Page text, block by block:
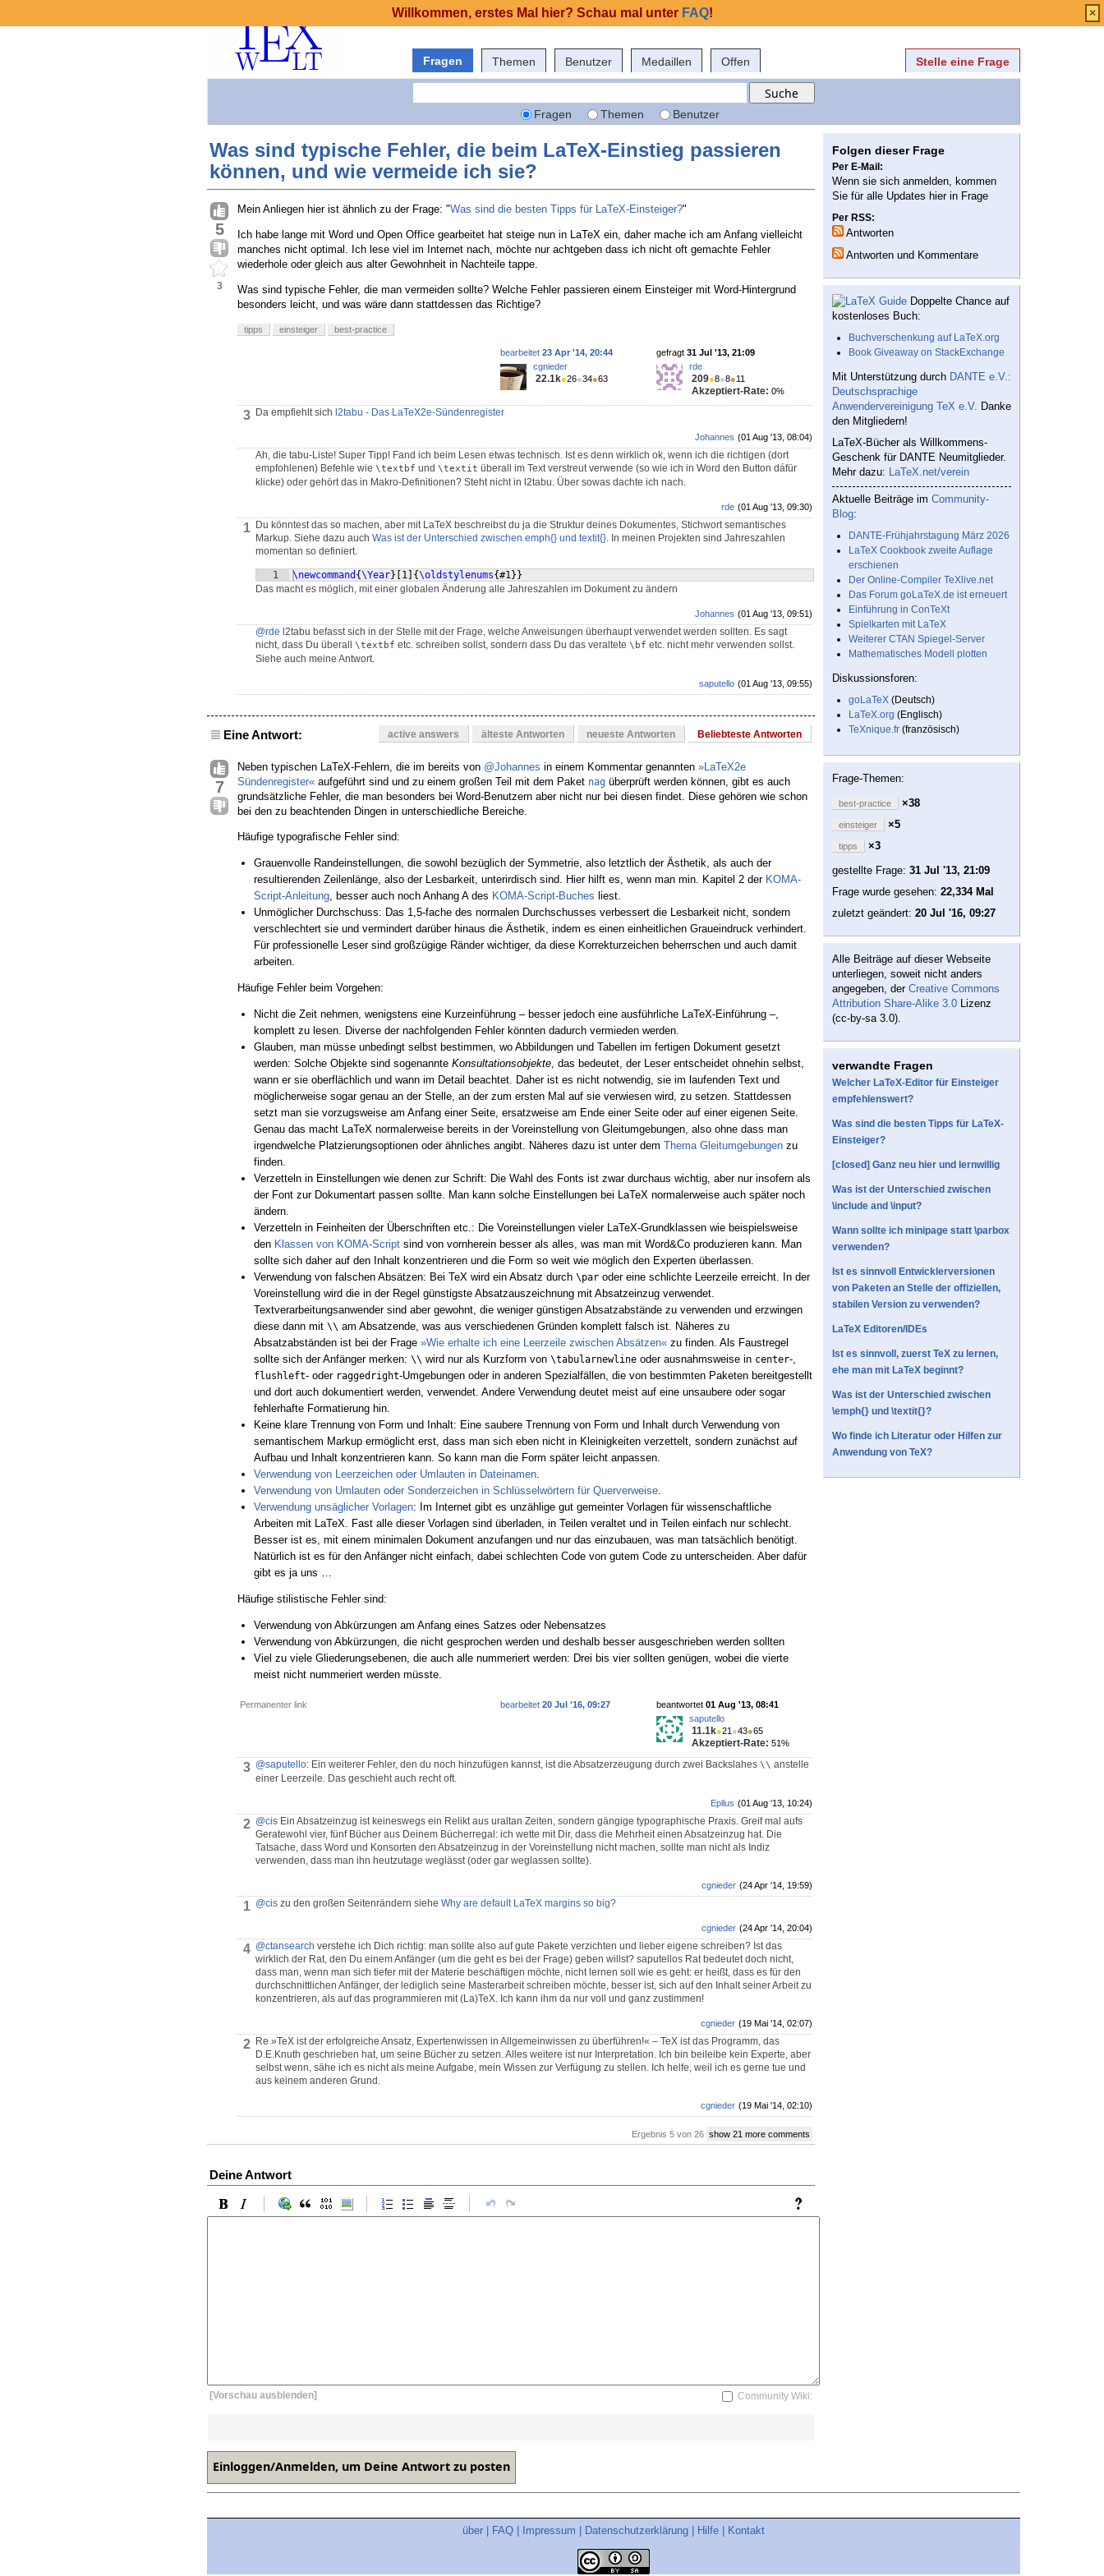
Fragen Themen Benutzer Medaillen Offen Stelle eine Frage
Fragen Themen Benutzer
Was sind typische Fehler, die beim LaTeX-Einstieg passieren
können, und wie vermeide ich sie?
5
3
Mein Anliegen hier ist ähnlich zu der Frage: "Was sind die besten Tipps für LaTeX-Einsteiger?"
Ich habe lange mit Word und Open Office gearbeitet hat steige nun in LaTeX ein, daher mache ich am Anfang vielleicht
manches nicht optimal. Ich lese viel im Internet nach, möchte nur achtgeben dass ich nicht oft gemachte Fehler
wiederhole oder gleich aus alter Gewohnheit in Nachteile tappe.
Was sind typische Fehler, die man vermeiden sollte? Welche Fehler passieren einem Einsteiger mit Word-Hintergrund
besonders leicht, und was wäre dann stattdessen das Richtige?
tipps einsteiger best-practice
gefragt 31 Jul '13, 21:09
rde
209●8●8●11
Akzeptiert-Rate: 0%
bearbeitet 23 Apr '14, 20:44
cgnieder
22.1k●26●34●63
3 Da empfiehlt sich l2tabu - Das LaTeX2e-Sündenregister
(01 Aug '13, 08:04)
Johannes
Ah, die tabu-Liste! Super Tipp! Fand ich beim Lesen etwas technisch. Ist es denn wirklich ok, wenn ich die richtigen (dort
empfohlenen) Befehle wie \textbf und \textit überall im Text verstreut verwende (so wie ich in Word den Button dáfür
klicke) oder gehört das in Makro-Definitionen? Steht nicht in l2tabu. Über sowas dachte ich nach.
(01 Aug '13, 09:30)
rde
1
Du könntest das so machen, aber mit LaTeX beschreibst du ja die Struktur deines Dokumentes, Stichwort semantisches
Markup. Siehe dazu auch Was ist der Unterschied zwischen emph{} und textit{}. In meinen Projekten sind Jahreszahlen
momentan so definiert.
1 \newcommand {\Year} 1 {\oldstylenums{#1}}
Das macht es möglich, mit einer globalen Änderung alle Jahreszahlen im Dokument zu ändern
(01 Aug '13, 09:51)
Johannes
@rde l2tabu befasst sich in der Stelle mit der Frage, welche Anweisungen überhaupt verwendet werden sollten. Es sagt
nicht, dass Du überall \textbf etc. schreiben sollst, sondern dass Du das veraltete \bf etc. nicht mehr verwenden sollst.
Siehe auch meine Antwort.
(01 Aug '13, 09:55)
saputello
Eine Antwort: active answers älteste Antworten neueste Antworten Beliebteste Antworten
7
Neben typischen LaTeX-Fehlern, die im bereits von @Johannes in einem Kommentar genannten »LaTeX2e
Sündenregister« aufgeführt sind und zu einem großen Teil mit dem Paket nag überprüft werden können, gibt es auch
grundsätzliche Fehler, die man besonders bei Word-Benutzern aber nicht nur bei diesen findet. Diese gehören wie schon
bei den zu beachtenden Dingen in unterschiedliche Bereiche.
Häufige typografische Fehler sind:
Grauenvolle Randeinstellungen, die sowohl bezüglich der Symmetrie, also letztlich der Ästhetik, als auch der
resultierenden Zeilenlänge, also der Lesbarkeit, unterirdisch sind. Hier hilft es, wenn man min. Kapitel 2 der KOMA-
Script-Anleitung, besser auch noch Anhang A des KOMA-Script-Buches liest.
Unmöglicher Durchschuss: Das 1,5-fache des normalen Durchschusses verbessert die Lesbarkeit nicht, sondern
verschlechtert sie und vermindert darüber hinaus die Ästhetik, indem es einen einheitlichen Graueindruck verhindert.
Für professionelle Leser sind großzügige Ränder wichtiger, da diese Korrekturzeichen beherrschen und auch damit
arbeiten.
Häufige Fehler beim Vorgehen:
Nicht die Zeit nehmen, wenigstens eine Kurzeinführung – besser jedoch eine ausführliche LaTeX-Einführung –,
komplett zu lesen. Diverse der nachfolgenden Fehler könnten dadurch vermieden werden.
Glauben, man müsse unbedingt selbst bestimmen, wo Abbildungen und Tabellen im fertigen Dokument gesetzt
werden: Solche Objekte sind sogenannte Konsultationsobjekte, das bedeutet, der Leser entscheidet ohnehin selbst,
wann er sie oberflächlich und wann im Detail beachtet. Daher ist es nicht notwendig, sie im laufenden Text und
möglicherweise sogar genau an der Stelle, an der zum ersten Mal auf sie verwiesen wird, zu setzen. Stattdessen
setzt man sie vorzugsweise am Anfang einer Seite, ersatzweise am Ende einer Seite oder auf einer eigenen Seite.
Genau das macht LaTeX normalerweise bereits in der Voreinstellung von Gleitumgebungen, also ohne dass man
irgendwelche Platzierungsoptionen oder ähnliches angibt. Näheres dazu ist unter dem Thema Gleitumgebungen zu
finden.
Verzetteln in Einstellungen wie denen zur Schrift: Die Wahl des Fonts ist zwar durchaus wichtig, aber nur insofern als
der Font zur Dokumentart passen sollte. Man kann solche Einstellungen bei LaTeX normalerweise auch später noch
ändern.
Verzetteln in Feinheiten der Überschriften etc.: Die Voreinstellungen vieler LaTeX-Grundklassen wie beispielsweise
den Klassen von KOMA-Script sind von vornherein besser als alles, was man mit Word&Co produzieren kann. Man
sollte sich daher auf den Inhalt konzentrieren und die Form so weit wie möglich den Experten überlassen.
Verwendung von falschen Absätzen: Bei TeX wird ein Absatz durch \par oder eine schlichte Leerzeile erreicht. In der
Voreinstellung wird die in der Regel günstigste Absatzauszeichnung mit Absatzeinzug verwendet.
Textverarbeitungsanwender sind aber gewohnt, die weniger günstigen Absatzabstände zu verwenden und erzwingen
diese dann mit \\ am Absatzende, was aus verschiedenen Gründen komplett falsch ist. Näheres zu
Absatzabständen ist bei der Frage »Wie erhalte ich eine Leerzeile zwischen Absätzen« zu finden. Als Faustregel
sollte sich der Anfänger merken: \\ wird nur als Kurzform von \tabularnewline oder ausnahmsweise in center-,
flushleft- oder raggedright-Umgebungen oder in anderen Spezialfällen, die von bestimmten Paketen bereitgestellt
und dort auch dokumentiert werden, verwendet. Andere Verwendung deutet meist auf eine unsaubere oder sogar
fehlerhafte Formatierung hin.
Keine klare Trennung von Form und Inhalt: Eine saubere Trennung von Form und Inhalt durch Verwendung von
semantischem Markup ermöglicht erst, dass man sich eben nicht in Kleinigkeiten verzettelt, sondern zunächst auf
Aufbau und Inhalt konzentrieren kann. So kann man die Form später leicht anpassen.
Verwendung von Leerzeichen oder Umlauten in Dateinamen.
Verwendung von Umlauten oder Sonderzeichen in Schlüsselwörtern für Querverweise.
Verwendung unsäglicher Vorlagen: Im Internet gibt es unzählige gut gemeinter Vorlagen für wissenschaftliche
Arbeiten mit LaTeX. Fast alle dieser Vorlagen sind überladen, in Teilen veraltet und in Teilen einfach nur schlecht.
Besser ist es, mit einem minimalen Dokument anzufangen und nur das einzubauen, was man tatsächlich benötigt.
Natürlich ist es für den Anfänger nicht einfach, dabei schlechten Code von gutem Code zu unterscheiden. Aber dafür
gibt es ja uns …
Häufige stilistische Fehler sind:
Verwendung von Abkürzungen am Anfang eines Satzes oder Nebensatzes
Verwendung von Abkürzungen, die nicht gesprochen werden und deshalb besser ausgeschrieben werden sollten
Viel zu viele Gliederungsebenen, die auch alle nummeriert werden: Drei bis vier sollten genügen, wobei die vierte
meist nicht nummeriert werden müsste.
Permanenter link beantwortet 01 Aug '13, 08:41
saputello
11.1k●21 ●43●65
Akzeptiert-Rate: 51%
bearbeitet 20 Jul '16, 09:27
3 @saputello: Ein weiterer Fehler, den du noch hinzufügen kannst, ist die Absatzerzeugung durch zwei Backslahes \\ anstelle
einer Leerzeile. Das geschieht auch recht oft.
(01 Aug '13, 10:24)
Epllus
2 @cis Ein Absatzeinzug ist keineswegs ein Relikt aus uraltan Zeiten, sondern gängige typographische Praxis. Greif mal aufs
Geratewohl vier, fünf Bücher aus Deinem Bücherregal: ich wette mit Dir, dass die Mehrheit einen Absatzeinzug hat. Die
Tatsache, dass Word und Konsorten den Absatzeinzug in der Voreinstellung nicht machen, sollte man nicht als Indiz
verwenden, dass man ihn heutzutage weglässt (oder gar weglassen sollte).
(24 Apr '14, 19:59)
cgnieder
1 @cis zu den großen Seitenrändern siehe Why are default LaTeX margins so big?
(24 Apr '14, 20:04)
cgnieder
4 @ctansearch verstehe ich Dich richtig: man sollte also auf gute Pakete verzichten und lieber eigene schreiben? Ist das
wirklich der Rat, den Du einem Anfänger (um die geht es bei der Frage) geben willst? saputellos Rat bedeutet doch nicht,
dass man, wenn man sich tiefer mit der Materie beschäftigen möchte, nicht lernen soll wie es geht: er heißt, dass es für den
durchschnittlichen Anfänger, der lediglich seine Masterarbeit schreiben möchte, besser ist, sich auf den Inhalt seiner Arbeit zu
konzentrieren, als auf das programmieren mit (La)TeX. Ich kann ihm da nur voll und ganz zustimmen!
(19 Mai '14, 02:07)
cgnieder
2
Re »TeX ist der erfolgreiche Ansatz, Expertenwissen in Allgemeinwissen zu überführen!« – TeX ist das Programm, das
D.E.Knuth geschrieben hat, um seine Bücher zu setzen. Alles weitere ist nur Interpretation. Ich bin beileibe kein Experte, aber
selbst wenn, sähe ich es nicht als meine Aufgabe, mein Wissen zur Verfügung zu stellen. Ich helfe, weil ich es gerne tue und
aus keinem anderen Grund.
(19 Mai '14, 02:10)
cgnieder
Ergebnis 5 von 26 show 21 more comments
Deine Antwort
[Vorschau ausblenden] Community Wiki:
Folgen dieser Frage
Per E-Mail:
Wenn sie sich anmelden, kommen
Sie für alle Updates hier in Frage
Per RSS:
Antworten
Antworten und Kommentare
Doppelte Chance auf
kostenloses Buch:
Buchverschenkung auf LaTeX.org
Book Giveaway on StackExchange
Mit Unterstützung durch DANTE e.V.:
Deutschsprachige
Anwendervereinigung TeX e.V. Danke
den Mitgliedern!
LaTeX-Bücher als Willkommens-
Geschenk für DANTE Neumitglieder.
Mehr dazu: LaTeX.net/verein
Aktuelle Beiträge im Community-
Blog:
DANTE-Frühjahrstagung März 2026
LaTeX Cookbook zweite Auflage
erschienen
Der Online-Compiler TeXlive.net
Das Forum goLaTeX.de ist erneuert
Einführung in ConTeXt
Spielkarten mit LaTeX
Weiterer CTAN Spiegel-Server
Mathematisches Modell plotten
Diskussionsforen:
goLaTeX (Deutsch)
LaTeX.org (Englisch)
TeXnique.fr (französisch)
Frage-Themen:
best-practice ×38
einsteiger ×5
tipps
×3
gestellte Frage: 31 Jul '13, 21:09
Frage wurde gesehen: 22,334 Mal
zuletzt geändert: 20 Jul '16, 09:27
Alle Beiträge auf dieser Webseite
unterliegen, soweit nicht anders
angegeben, der Creative Commons
Attribution Share-Alike 3.0 Lizenz
(cc-by-sa 3.0).
verwandte Fragen
Welcher LaTeX-Editor für Einsteiger
empfehlenswert?
Was sind die besten Tipps für LaTeX-
Einsteiger?
[closed] Ganz neu hier und lernwillig
Was ist der Unterschied zwischen
\include and \input?
Wann sollte ich minipage statt \parbox
verwenden?
Ist es sinnvoll Entwicklerversionen
von Paketen an Stelle der offiziellen,
stabilen Version zu verwenden?
LaTeX Editoren/IDEs
Ist es sinnvoll, zuerst TeX zu lernen,
ehe man mit LaTeX beginnt?
Was ist der Unterschied zwischen
\emph{} und \textit{}?
Wo finde ich Literatur oder Hilfen zur
Anwendung von TeX?
über FAQ Impressum Datenschutzerklärung Hilfe Kontakt
Willkommen, erstes Mal hier? Schau mal unter FAQ! ×